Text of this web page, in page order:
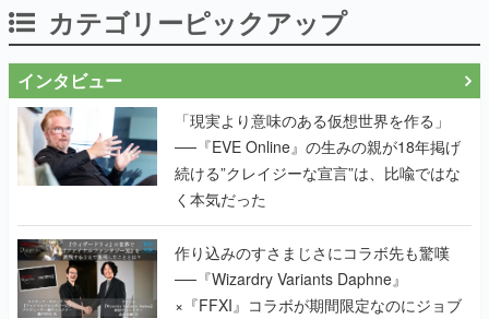
カテゴリーピックアップ
インタビュー
「現実より意味のある仮想世界を作る」
──『EVE Online』の生みの親が18年掲げ
続ける”クレイジーな宣言”は、比喩ではな
く本気だった
作り込みのすさまじさにコラボ先も驚嘆
──『Wizardry Variants Daphne』
×『FFXI』コラボが期間限定なのにジョブ